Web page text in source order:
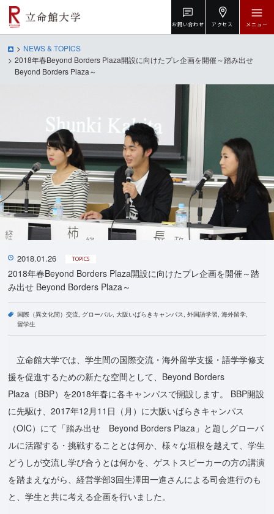
お問い合わせ アクセス メニュー
NEWS & TOPICS
2018年春Beyond Borders Plaza開設に向けたプレ企画を開催～踏み出せ
Beyond Borders Plaza～
2018.01.26 TOPICS
2018年春Beyond Borders Plaza開設に向けたプレ企画を開催～踏
み出せ Beyond Borders Plaza～
国際（異文化間）交流 グローバル 大阪いばらきキャンパス 外国語学習 海外留学
留学生
立命館大学では、学生間の国際交流・海外留学支援・語学学修支
援を促進するための新たな空間として、Beyond Borders
Plaza（BBP）を2018年春に各キャンパスで開設します。 BBP開設
に先駆け、2017年12月11日（月）に大阪いばらきキャンパス
（OIC）にて「踏み出せ Beyond Borders Plaza」と題しグローバ
ルに活躍する・挑戦することとは何か、様々な垣根を越えて、学生
どうしが交流し学び合うとは何かを、ゲストスピーカーの方の講演
を踏まえながら、経営学部3回生澤田一進さんによる司会進行のも
と、学生と共に考える企画を行いました。